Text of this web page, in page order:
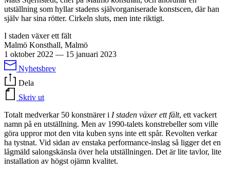
utställning som hyllar stadens självorganiserade konstscen, där han
själv har sina rötter. Cirkeln sluts, men inte riktigt.
I staden växer ett fält
Malmö Konsthall, Malmö
1 oktober 2022 — 15 januari 2023
Nyhetsbrev
Dela
Skriv ut
Totalt medverkar 50 konstnärer i I staden växer ett fält, ett vackert
namn på en utställning. Men av 1990-talets konstrebeller som ville
göra uppror mot den vita kuben syns inte ett spår. Revolten verkar
ha tystnat. Vid sidan av enstaka performance-inslag så ligger det en
lågmäld salongskänsla över hela utställningen. Det är lite tavlor, lite
installation av högst ojämn kvalitet.